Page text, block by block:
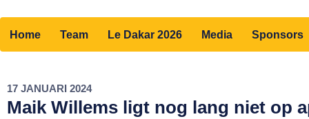
Home Team Le Dakar 2026 Media Sponsors
17 JANUARI 2024
Maik Willems ligt nog lang niet op